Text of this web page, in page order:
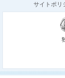
サイトポリ